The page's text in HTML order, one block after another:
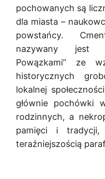
pochowanych są
dla miasta –
powstańcy.
nazywany jest
Powązkami” ze
historycznych
lokalnej
głównie pochówki
rodzinnych, a
pamięci i tradycji,
teraźniejszością